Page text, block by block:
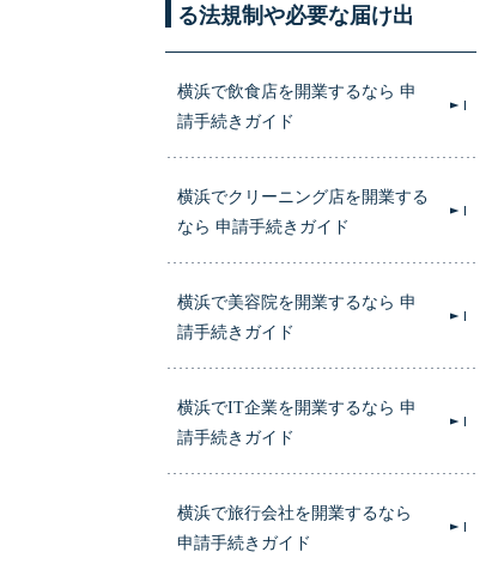
る法規制や必要な届け出
横浜で飲食店を開業するなら 申
請手続きガイド
横浜でクリーニング店を開業する
なら 申請手続きガイド
横浜で美容院を開業するなら 申
請手続きガイド
横浜でIT企業を開業するなら 申
請手続きガイド
横浜で旅行会社を開業するなら
申請手続きガイド